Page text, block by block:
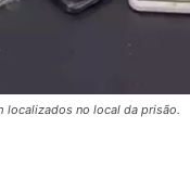
localizados no local da prisão.